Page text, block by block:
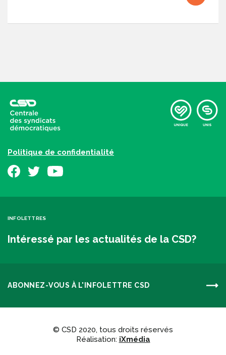
Politique de confidentialité
INFOLETTRES
Intéressé par les actualités de la CSD?
ABONNEZ-VOUS À L'INFOLETTRE CSD
© CSD 2020, tous droits réservés
Réalisation: iXmédia